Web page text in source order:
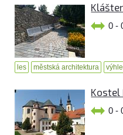
0 -
les městská architektura
Kostel
0 -